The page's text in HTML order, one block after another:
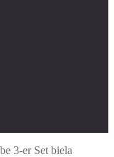
3-er Set biela